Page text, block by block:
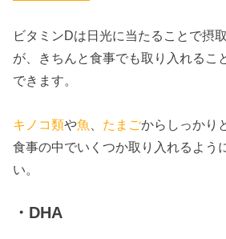
ビタミンDは日光に当たることで摂
が、きちんと食事でも取り入れるこ
できます。
キノコ類や魚 たまごからしっかり
食事の中でいくつか取り入れるよう
い。
・DHA